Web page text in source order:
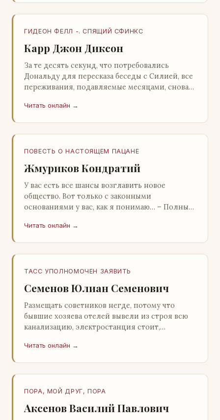
ГИДЕОН ФЕЛЛ -. СПЯЩИЙ СФИНКС
Карр Джон Диксон
За те десять секунд, что потребовались
Дональду для пересказа беседы с Силией, все
переживания, подавляемые месяцами, снова
среди…
Читать онлайн →
ПОВЕСТЬ О НАСТОЯЩЕМ ПАЦАНЕ
Жмуриков Кондратий
У вас есть все шансы возглавить новое
общество. Вот только с законными
основаниями у вас, как я понимаю… – Полный
Натанович. – Что ж, …
Читать онлайн →
ТАСС УПОЛНОМОЧЕН ЗАЯВИТЬ
Семенов Юлиан Семенович
Размещать советников негде, потому что
бывшие хозяева отелей вывели из строя всю
канализацию, электростанция стоит,
А. Алешин». …
Читать онлайн →
ПОРА, МОЙ ДРУГ, ПОРА
Аксенов Василий Павлович